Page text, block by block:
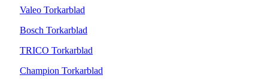
Valeo Torkarblad
Bosch Torkarblad
TRICO Torkarblad
Champion Torkarblad